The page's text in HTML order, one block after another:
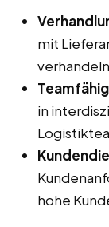
mit
in
hohe